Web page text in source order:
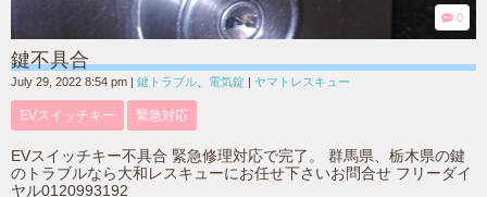
0
鍵不具合
July 29, 2022 8:54 pm | 鍵トラブル 電気錠 | ヤマトレスキュー
EVスイッチキー 緊急対応
EVスイッチキー不具合 緊急修理対応で完了。 群馬県、栃木県の鍵
のトラブルなら大和レスキューにお任せ下さいお問合せ フリーダイ
ヤル0120993192